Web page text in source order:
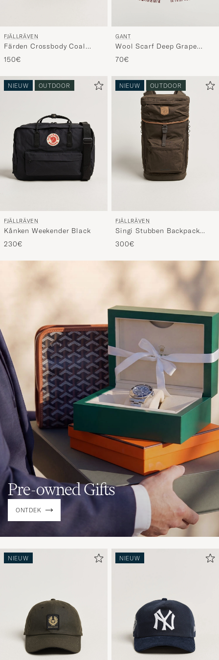
FJÄLLRÄVEN
Färden Crossbody Coal
Black
150€
GANT
Wool Scarf Deep Grape
Wine
70€
NIEUW OUTDOOR
FJÄLLRÄVEN
Kånken Weekender Black
230€
NIEUW OUTDOOR
FJÄLLRÄVEN
Singi Stubben Backpack
Dark Olive
300€
NIEUW NIEUW
Pre-owned Gifts
ONTDEK